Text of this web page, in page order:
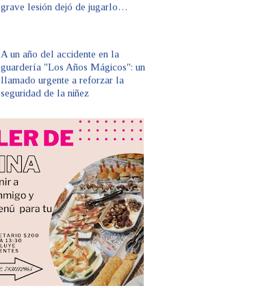
grave lesión dejó de jugarlo…
A un año del accidente en la
guardería "Los Años Mágicos": un
llamado urgente a reforzar la
seguridad de la niñez